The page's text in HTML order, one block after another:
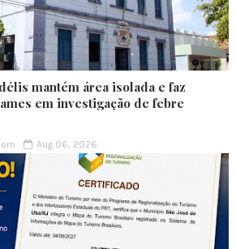
mantém área isolada e faz
em investigação de febre
Aug 06, 2026